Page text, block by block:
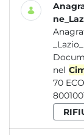
nel
70